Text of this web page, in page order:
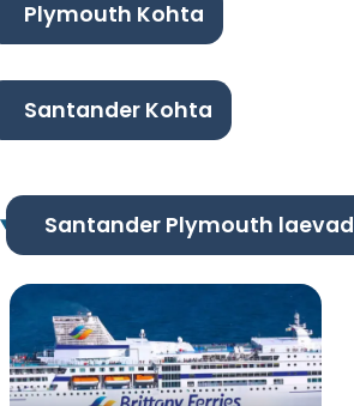
Plymouth Kohta
Santander Kohta
Santander Plymouth laevad